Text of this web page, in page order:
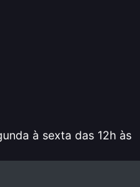
à sexta das 12h às